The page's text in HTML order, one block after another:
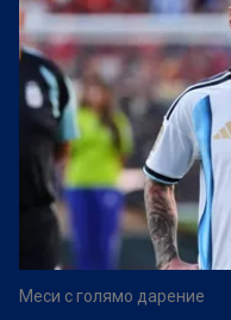
Меси с голямо дарение